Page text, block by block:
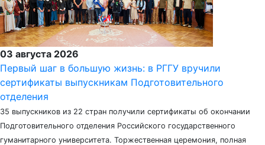
03 августа 2026
Первый шаг в большую жизнь: в РГГУ вручили
сертификаты выпускникам Подготовительного
отделения
35 выпускников из 22 стран получили сертификаты об окончании
Подготовительного отделения Российского государственного
гуманитарного университета. Торжественная церемония, полная